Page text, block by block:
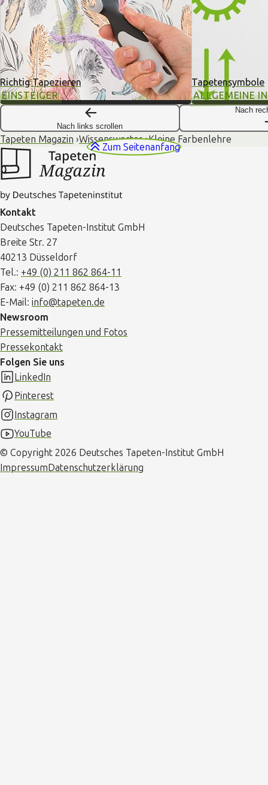
Richtig Tapezieren
EINSTEIGER
Tapetensymbole
ALLGEMEINE
Nach links scrollen
Nach
Tapeten Magazin Wissenswertes Kleine Farbenlehre
Zum Seitenanfang
Kontakt
Deutsches Tapeten-Institut GmbH
Breite Str. 27
40213 Düsseldorf
Tel.: +49 (0) 211 862 864-11
Fax: +49 (0) 211 862 864-13
E-Mail: info@tapeten.de
Newsroom
Pressemitteilungen und Fotos
Pressekontakt
Folgen Sie uns
LinkedIn
Pinterest
Instagram
YouTube
© Copyright 2026 Deutsches Tapeten-Institut GmbH
ImpressumDatenschutzerklärung